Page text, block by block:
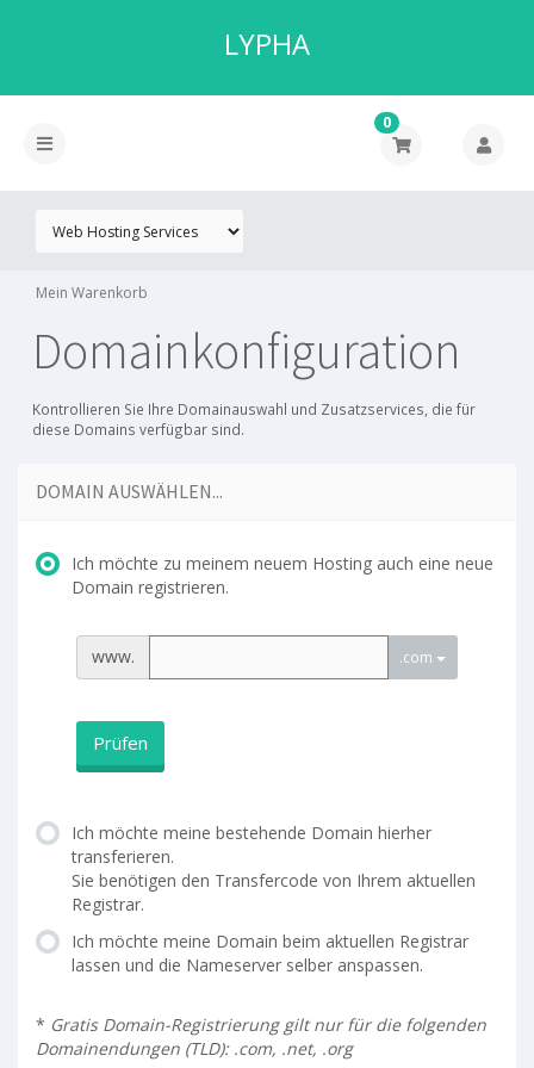
LYPHA
0
Mein Warenkorb
Domainkonfiguration
Kontrollieren Sie Ihre Domainauswahl und Zusatzservices, die für
diese Domains verfügbar sind.
DOMAIN AUSWÄHLEN...
Ich möchte zu meinem neuem Hosting auch eine neue
Domain registrieren.
www. .com
Prüfen
Ich möchte meine bestehende Domain hierher
transferieren.
Sie benötigen den Transfercode von Ihrem aktuellen
Registrar.
Ich möchte meine Domain beim aktuellen Registrar
lassen und die Nameserver selber anspassen.
* Gratis Domain-Registrierung gilt nur für die folgenden
Domainendungen (TLD): .com, .net, .org